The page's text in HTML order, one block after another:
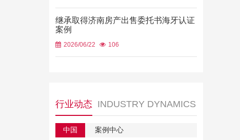
继承取得济南房产出售委托书海牙认证
案例
2026/06/22 106
行业动态 INDUSTRY DYNAMICS
中国 案例中心